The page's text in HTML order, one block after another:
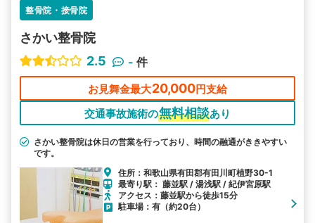
整骨院・接骨院
さかい整骨院
2.5
- 件
お見舞金最大20,000円支給
交通事故施術の無料相談あり
さかい整骨院は休日の営業を行っており、時間の融通がききやすい
です。
住所：和歌山県有田郡有田川町植野30-1
最寄り駅： 藤並駅 / 湯浅駅 / 紀伊宮原駅
アクセス：藤並駅から徒歩15分
駐車場：有（約20台）